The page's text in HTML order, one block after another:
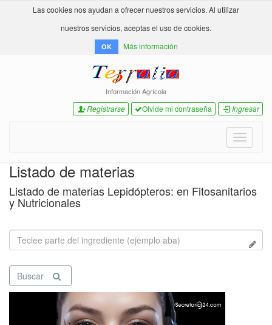
Las cookies nos ayudan a ofrecer nuestros servicios. Al utilizar
nuestros servicios, aceptas el uso de cookies.
OK Más información
Información Agrícola
Registrarse Olvide mi contraseña Ingresar
Toggle
Listado de materias
Listado de materias Lepidópteros: en Fitosanitarios
y Nutricionales
Buscar